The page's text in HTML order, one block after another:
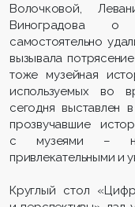
Волочковой,
Виноградова о
самостоятельно
вызывала
тоже музейная
используемых во
сегодня выставлен
прозвучавшие
с музеями –
привлекательными и
Круглый стол